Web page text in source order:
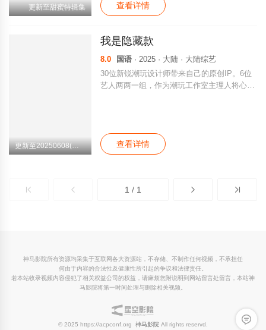
更新至甜蜜特辑集
气的全胜唐欣赏称赞。为了保住秘密，苏橙橙
不得不一次次撒下弥天大谎，让唐奇一次又一
病情逐渐加重，苏橙橙愧疚心虚。终于，唐奇
揭开了苏橙橙变换身份的真相，明白自己爱的
只有苏橙橙。真诚炙热的心不会被外在迷惑，
心意相通的二人要一起面对滤镜手镯带来的严
峻挑战。为了将千鸟集培育为独具中国特色的
美不应该被单一固化，要用最真实的自己去面
对最现实的生活，依靠努力奋斗去追逐梦想，
查看详情
更新至20250608(加更中下)
我是隐藏款
8.0 国语 · 2025 · 大陆 · 大陆综艺
30位新锐潮玩设计师带来自己的原创IP。6位
艺人两两一组，作为潮玩工作室主理人将心仪
自己心趴上的那个娃。
查看详情
1 / 1
留言反
神马影院所有资源均采集于互联网各大资源站，不存储、不制作任何视频，不承担任
何由于内容的合法性及健康性所引起的争议和法律责任。
若本站收录视频内容侵犯了相关权益公司的权益，请麻烦您附说明到网站留言处留言，本站神
马影院将第一时间处理与删除相关视频。
© 2025 https://acpconf.org 神马影院 All rights reservd.